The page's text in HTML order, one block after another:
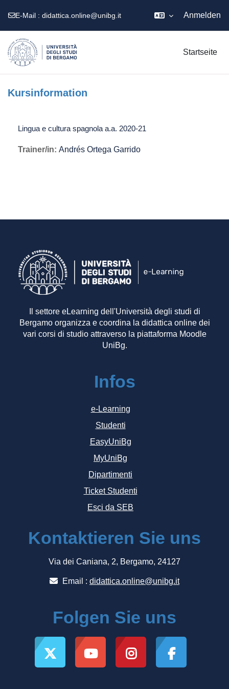
E-Mail : didattica.online@unibg.it Anmelden
Startseite
Kursinformation
Lingua e cultura spagnola a.a. 2020-21
Trainer/in: Andrés Ortega Garrido
Il settore eLearning dell'Università degli studi di
Bergamo organizza e coordina la didattica online dei
vari corsi di studio attraverso la piattaforma Moodle
UniBg.
Infos
e-Learning
Studenti
EasyUniBg
MyUniBg
Dipartimenti
Ticket Studenti
Esci da SEB
Kontaktieren Sie uns
Via dei Caniana, 2, Bergamo, 24127
Email : didattica.online@unibg.it
Folgen Sie uns